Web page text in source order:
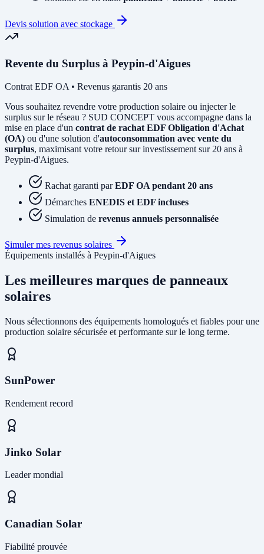
Devis solution avec stockage
Revente du Surplus à Peypin-d'Aigues
Contrat EDF OA • Revenus garantis 20 ans
Vous souhaitez revendre votre production solaire ou injecter le
surplus sur le réseau ? SUD CONCEPT vous accompagne dans la
mise en place d'un contrat de rachat EDF Obligation d'Achat
(OA) ou d'une solution d'autoconsommation avec vente du
surplus, maximisant votre retour sur investissement sur 20 ans à
Peypin-d'Aigues.
Rachat garanti parEDF OA pendant 20 ans
Démarches ENEDIS et EDF incluses
Simulation de revenus annuels personnalisée
Simuler mes revenus solaires
Équipements installés à Peypin-d'Aigues
Les meilleures marques de panneaux
solaires
Nous sélectionnons des équipements homologués et fiables pour une
production solaire sécurisée et performante sur le long terme.
SunPower
Rendement record
Jinko Solar
Leader mondial
Canadian Solar
Fiabilité prouvée